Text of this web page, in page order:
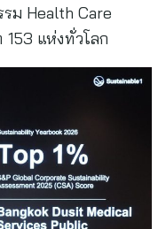
ม Health Care
แห่งทั่วโลก